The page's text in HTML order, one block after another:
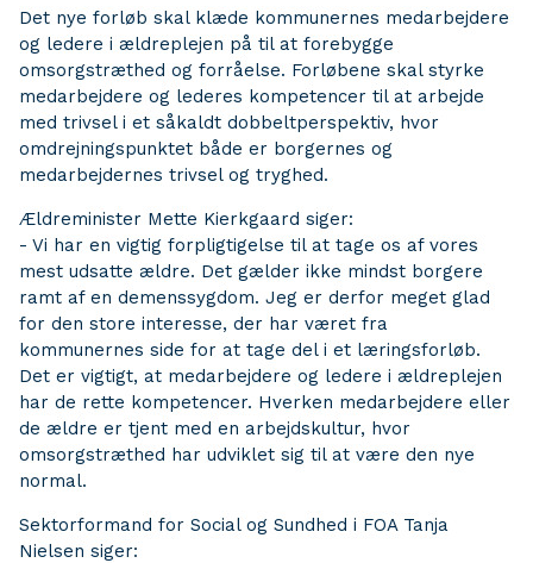
Det nye forløb skal klæde kommunernes medarbejdere
og ledere i ældreplejen på til at forebygge
omsorgstræthed og forråelse. Forløbene skal styrke
medarbejdere og lederes kompetencer til at arbejde
med trivsel i et såkaldt dobbeltperspektiv, hvor
omdrejningspunktet både er borgernes og
medarbejdernes trivsel og tryghed.
Ældreminister Mette Kierkgaard siger:
- Vi har en vigtig forpligtigelse til at tage os af vores
mest udsatte ældre. Det gælder ikke mindst borgere
ramt af en demenssygdom. Jeg er derfor meget glad
for den store interesse, der har været fra
kommunernes side for at tage del i et læringsforløb.
Det er vigtigt, at medarbejdere og ledere i ældreplejen
har de rette kompetencer. Hverken medarbejdere eller
de ældre er tjent med en arbejdskultur, hvor
omsorgstræthed har udviklet sig til at være den nye
normal.
Sektorformand for Social og Sundhed i FOA Tanja
Nielsen siger: